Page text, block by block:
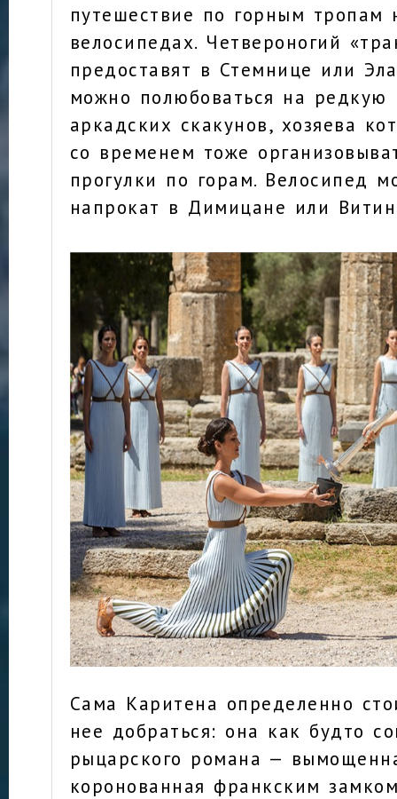
путешествие по горным тропам
велосипедах. Четвероногий
предоставят в Стемнице или
можно полюбоваться на редкую
аркадских скакунов, хозяева
со временем тоже
прогулки по горам. Велосипед
напрокат в Димицане или
Сама Каритена определенно
нее добраться: она как будто
рыцарского романа —
коронованная франкским